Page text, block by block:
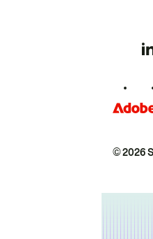
© 2026